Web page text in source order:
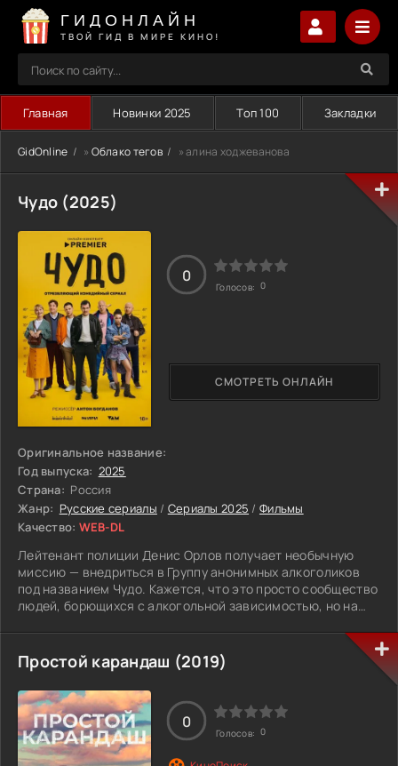
ГИДОНЛАЙН
ТВОЙ ГИД В МИРЕ КИНО!
Главная Новинки 2025 Топ 100 Закладки
GidOnline » Облако тегов » алина ходжеванова
Чудо (2025)
Оригинальное название:
Год выпуска: 2025
Страна: Россия
Жанр: Русские сериалы / Сериалы 2025 / Фильмы
Качество: WEB-DL
Лейтенант полиции Денис Орлов получает необычную
миссию — внедриться в Группу анонимных алкоголиков
под названием Чудо. Кажется, что это просто сообщество
людей, борющихся с алкогольной зависимостью, но на
прикрытием для встреч криминальных авторитетов и
обсуждения их дел. Их лидером является Василий
Сапогов, который в 90-х годах возглавлял банду,
совершившую неслыханное преступление. Они украли из
местного музея кубок русского царя Василия Щуйского,
подменив его подделкой. Прошло много лет, а правда так
и не была обнародована. Скоро в городе планируется
выставка, где будут показаны древние реликвии. Если
СМОТРЕТЬ ОНЛАЙН
0
Голосов: 0
Простой карандаш (2019)
0
Голосов: 0